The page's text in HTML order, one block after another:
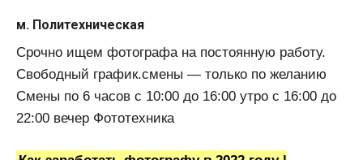
м. Политехническая
Срочно ищем фотографа на постоянную работу.
Свободный график.смены — только по желанию
Смены по 6 часов с 10:00 до 16:00 утро с 16:00 до
22:00 вечер Фототехника